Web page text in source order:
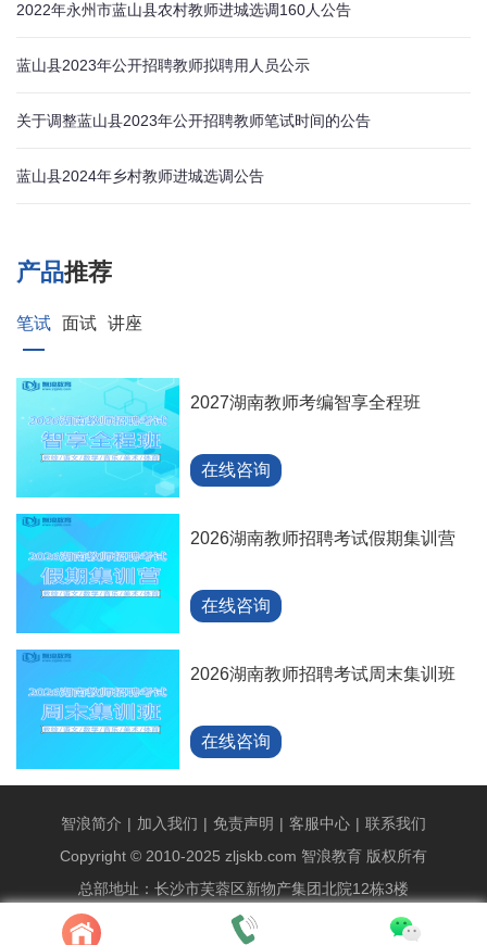
2022年永州市蓝山县农村教师进城选调160人公告
蓝山县2023年公开招聘教师拟聘用人员公示
关于调整蓝山县2023年公开招聘教师笔试时间的公告
蓝山县2024年乡村教师进城选调公告
产品推荐
笔试 面试 讲座
2027湖南教师考编智享全程班
在线咨询
2026湖南教师招聘考试假期集训营
在线咨询
2026湖南教师招聘考试周末集训班
在线咨询
智浪简介 | 加入我们 | 免责声明 | 客服中心 | 联系我们
Copyright © 2010-2025 zljskb.com 智浪教育 版权所有
总部地址：长沙市芙蓉区新物产集团北院12栋3楼
统一报名专线：89829186